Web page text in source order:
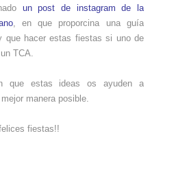
un post de instagram de la
, en que proporcina una guía
que hacer estas fiestas si uno de
TCA.
que estas ideas os ayuden a
manera posible.
fiestas!!